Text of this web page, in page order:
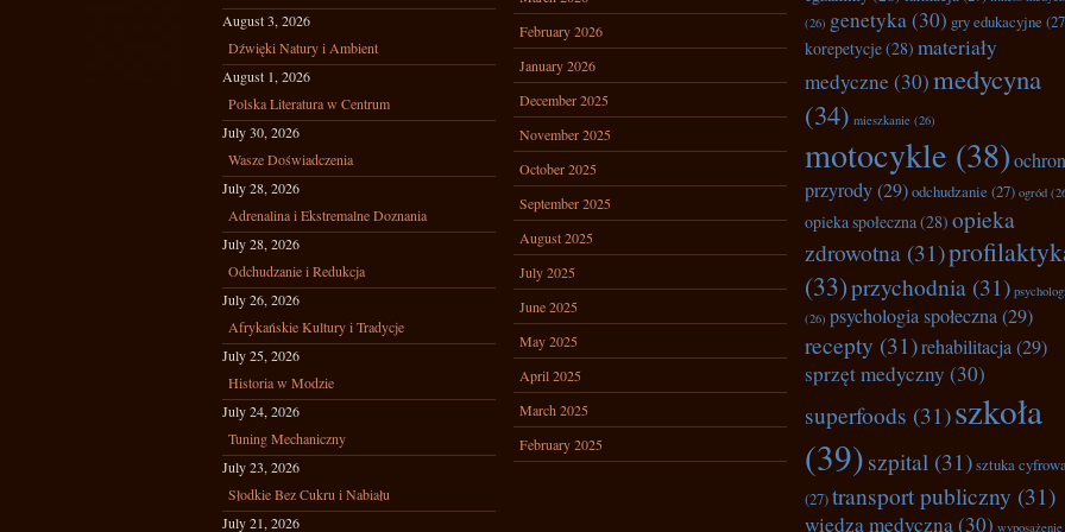
August 3, 2026
Dźwięki Natury i Ambient
August 1, 2026
Polska Literatura w Centrum
July 30, 2026
Wasze Doświadczenia
July 28, 2026
Adrenalina i Ekstremalne Doznania
July 28, 2026
Odchudzanie i Redukcja
July 26, 2026
Afrykańskie Kultury i Tradycje
July 25, 2026
Historia w Modzie
July 24, 2026
Tuning Mechaniczny
July 23, 2026
Słodkie Bez Cukru i Nabiału
July 21, 2026
February 2026
January 2026
December 2025
November 2025
October 2025
September 2025
August 2025
July 2025
June 2025
May 2025
April 2025
March 2025
February 2025
(26) genetyka(30) gry edukacyjne
korepetycje(28) materiały
medyczne (30)medycyna
(34) mieszkanie (26)
motocykle (38)
przyrody(29)odchudzanie (27) ogród
opieka społeczna(28) opieka
zdrowotna (31)
(33)przychodnia (31)
(26) psychologia społeczna(29)
recepty (31)rehabilitacja(29)
sprzęt medyczny (30)
superfoods (31)szkoła
(39)szpital (31)sztuka
(27)transport publiczny (31)
wiedza medyczna(30) wyposażenie